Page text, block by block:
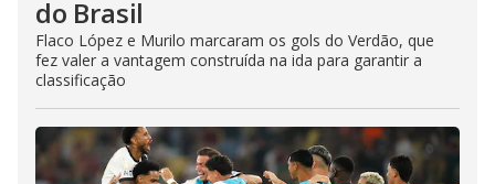
do Brasil
Flaco López e Murilo marcaram os gols do Verdão, que
fez valer a vantagem construída na ida para garantir a
classificação